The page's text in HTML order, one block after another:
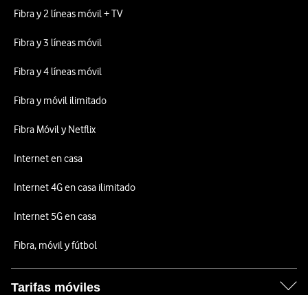
Fibra y 2 líneas móvil + TV
Fibra y 3 líneas móvil
Fibra y 4 líneas móvil
Fibra y móvil ilimitado
Fibra Móvil y Netflix
Internet en casa
Internet 4G en casa ilimitado
Internet 5G en casa
Fibra, móvil y fútbol
Tarifas móviles